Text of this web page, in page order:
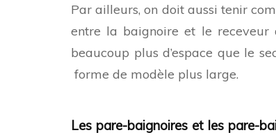
Par ailleurs, on doit aussi tenir
entre la baignoire et le receveur
beaucoup plus d’espace que le
forme de modèle plus large.
Les pare-baignoires et les pare-